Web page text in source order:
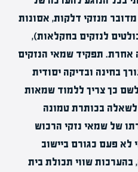
מנזקי דלקות, אסונות
לנזקים בחקלאות),
אחרת. תפקיד שמאי הנזקים
בחינה ובדיקה יסודית
כך צריך ללמוד שמאות
בכותרת טמונה
של שמאי נזקי הרכוש
פעם כגורם ביישוב
בהערכות שווי תכולת בית